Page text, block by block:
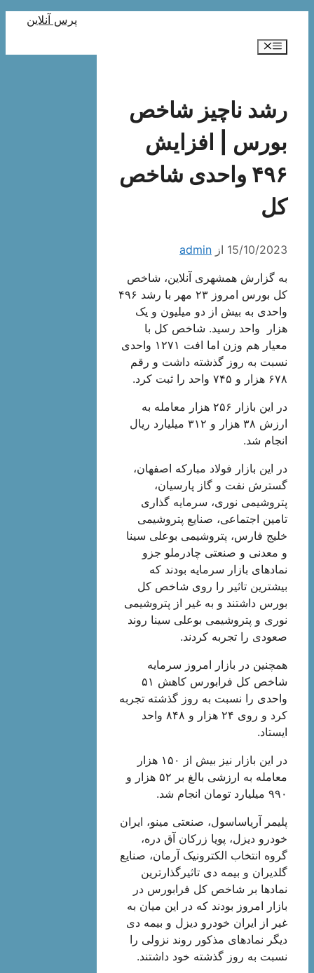
پرس آنلاین
فهرست
رشد ناچیز شاخص
بورس | افزایش
۴۹۶ واحدی شاخص
کل
15/10/2023 از admin
به گزارش همشهری آنلاین، شاخص
کل بورس امروز ۲۳ مهر با رشد ۴۹۶
واحدی به بیش از دو میلیون و یک
هزار واحد رسید. شاخص کل با
معیار هم وزن اما افت ۱۲۷۱ واحدی
نسبت به روز گذشته داشت و رقم
۶۷۸ هزار و ۷۴۵ واحد را ثبت کرد.
در این بازار ۲۵۶ هزار معامله به
ارزش ۳۸ هزار و ۳۱۲ میلیارد ریال
انجام شد.
در این بازار فولاد مبارکه اصفهان،
گسترش نفت و گاز پارسیان،
پتروشیمی نوری، سرمایه‌ گذاری
تامین اجتماعی، صنایع پتروشیمی
خلیج فارس، پتروشیمی بوعلی سینا
و معدنی ‌و صنعتی چادرملو جزو
نمادهای بازار سرمایه بودند که
بیشترین تاثیر را روی شاخص کل
بورس داشتند و به غیر از پتروشیمی
نوری و پتروشیمی بوعلی سینا روند
صعودی را تجربه کردند.
همچنین در بازار امروز سرمایه
شاخص کل فرابورس کاهش ۵۱
واحدی را نسبت به روز گذشته تجربه
کرد و روی ۲۴ هزار و ۸۴۸ واحد
ایستاد.
در این بازار نیز بیش از ۱۵۰ هزار
معامله به ارزشی بالغ بر ۵۲ هزار و
۹۹۰ میلیارد تومان انجام شد.
پلیمر آریاساسول، صنعتی مینو، ایران
خودرو دیزل، پویا زرکان آق دره،
گروه انتخاب الکترونیک آرمان، صنایع
گلدیران و بیمه دی تاثیرگذارترین
نمادها بر شاخص کل فرابورس در
بازار امروز بودند که در این میان به
غیر از ایران خودرو دیزل و بیمه دی
دیگر نمادهای مذکور روند نزولی را
نسبت به روز گذشته خود داشتند.